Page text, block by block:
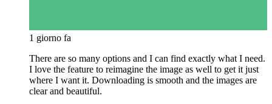
1 giorno fa
There are so many options and I can find exactly what I need.
I love the feature to reimagine the image as well to get it just
where I want it. Downloading is smooth and the images are
clear and beautiful.